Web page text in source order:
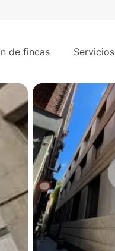
de fincas Servicios